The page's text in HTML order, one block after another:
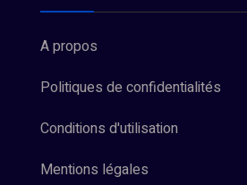
A propos
Politiques de confidentialités
Conditions d'utilisation
Mentions légales